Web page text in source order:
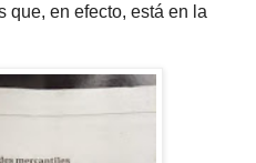
que, en efecto, está en la